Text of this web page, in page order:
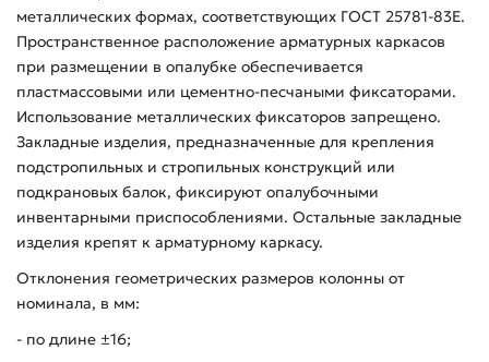
металлических формах, соответствующих ГОСТ 25781-83Е.
Пространственное расположение арматурных каркасов
при размещении в опалубке обеспечивается
пластмассовыми или цементно-песчаными фиксаторами.
Использование металлических фиксаторов запрещено.
Закладные изделия, предназначенные для крепления
подстропильных и стропильных конструкций или
подкрановых балок, фиксируют опалубочными
инвентарными приспособлениями. Остальные закладные
изделия крепят к арматурному каркасу.
Отклонения геометрических размеров колонны от
номинала, в мм:
- по длине ±16;